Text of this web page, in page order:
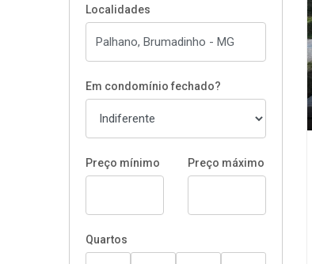
Localidades
Em condomínio fechado?
Preço mínimo Preço máximo
Quartos